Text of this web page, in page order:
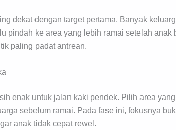
dekat dengan target pertama. Banyak
pindah ke area yang lebih ramai setelah anak
paling padat antrean.
enak untuk jalan kaki pendek. Pilih area
sebelum ramai. Pada fase ini, fokusnya
anak tidak cepat rewel.